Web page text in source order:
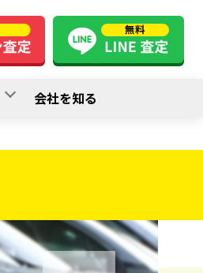
会社を知る